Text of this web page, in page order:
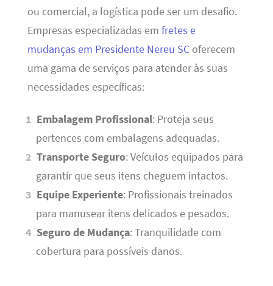
ou comercial, a logística pode ser um desafio.
Empresas especializadas em fretes e
mudanças em Presidente Nereu SCoferecem
uma gama de serviços para atender às suas
necessidades específicas:
Embalagem Profissional: Proteja seus
pertences com embalagens adequadas.
Transporte Seguro: Veículos equipados para
garantir que seus itens cheguem intactos.
Equipe Experiente: Profissionais treinados
para manusear itens delicados e pesados.
Seguro de Mudança: Tranquilidade com
cobertura para possíveis danos.